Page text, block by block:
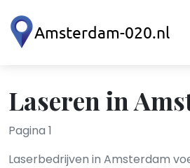
Laseren in
Pagina 1
Laserbedrijven in Amsterdam